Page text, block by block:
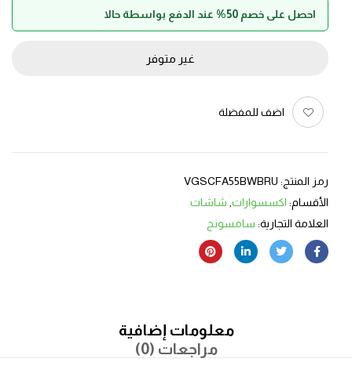
احصل على خصم 50% عند الدفع بواسطة حالا
غير متوفر
اضف للمفضلة
رمز المنتج: VGSCFA55BWBRU
الأقسام: اكسسوارات, شاشات
العلامة التجارية: سامسونج
معلومات إضافية
مراجعات (0)